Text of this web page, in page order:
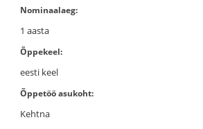
Nominaalaeg:
1 aasta
Õppekeel:
eesti keel
Õppetöö asukoht:
Kehtna